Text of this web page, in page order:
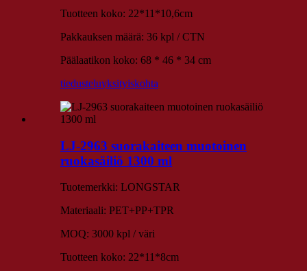
Tuotteen koko: 22*11*10,6cm
Pakkauksen määrä: 36 kpl / CTN
Päälaatikon koko: 68 * 46 * 34 cm
tiedusteluyksityiskohta
LJ-2963 suorakaiteen muotoinen
ruokasäiliö 1300 ml
Tuotemerkki: LONGSTAR
Materiaali: PET+PP+TPR
MOQ: 3000 kpl / väri
Tuotteen koko: 22*11*8cm